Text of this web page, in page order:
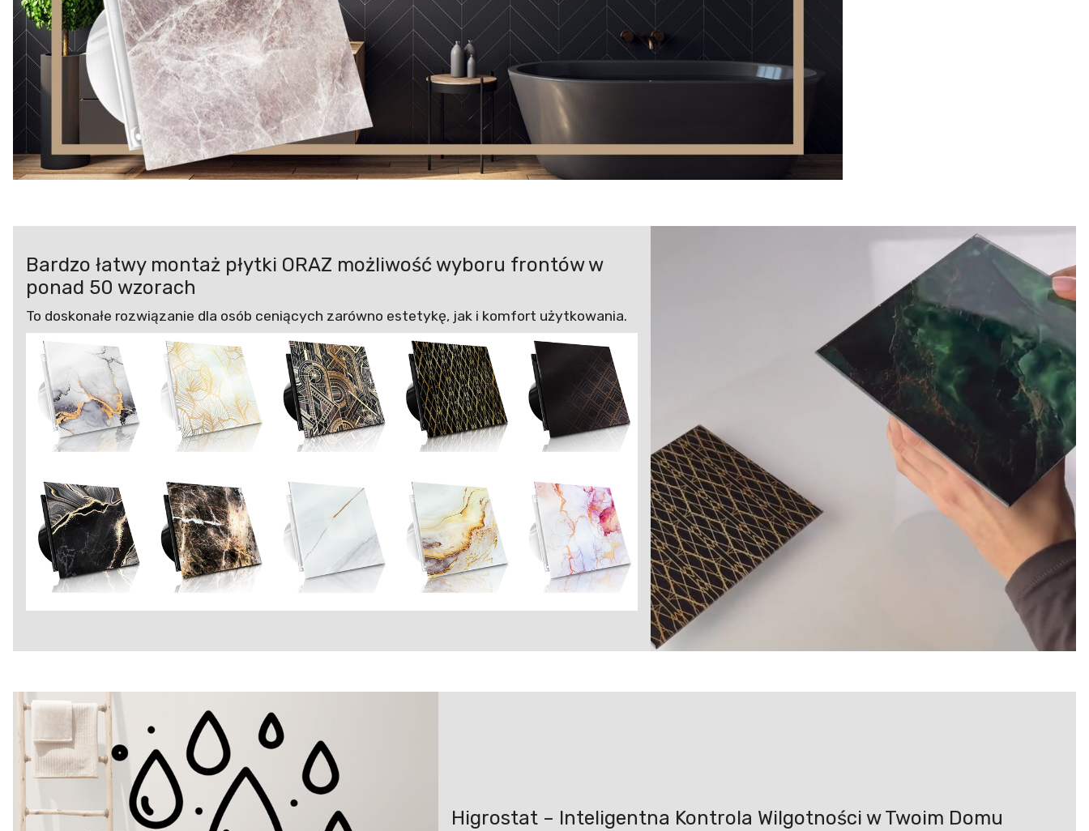
Bardzo łatwy montaż płytki ORAZ możliwość wyboru frontów w
ponad 50 wzorach
To doskonałe rozwiązanie dla osób ceniących zarówno estetykę, jak i komfort użytkowania.
Higrostat – Inteligentna Kontrola Wilgotności w Twoim Domu